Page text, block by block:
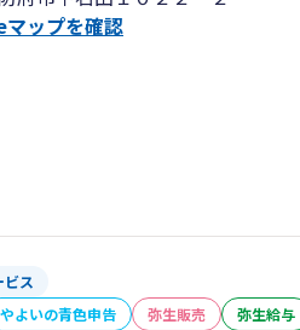
ップを確認
ビス
やよいの青色申告 弥生販売 弥生給与